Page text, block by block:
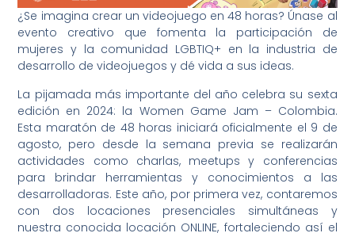
¿Se imagina crear un videojuego en 48 horas? Únase al
evento creativo que fomenta la participación de
mujeres y la comunidad LGBTIQ+ en la industria de
desarrollo de videojuegos y dé vida a sus ideas.
La pijamada más importante del año celebra su sexta
edición en 2024: la Women Game Jam – Colombia.
Esta maratón de 48 horas iniciará oficialmente el 9 de
agosto, pero desde la semana previa se realizarán
actividades como charlas, meetups y conferencias
para brindar herramientas y conocimientos a las
desarrolladoras. Este año, por primera vez, contaremos
con dos locaciones presenciales simultáneas y
nuestra conocida locación ONLINE, fortaleciendo así el